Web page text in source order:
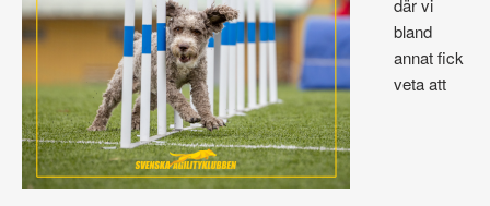
där vi
bland
annat fick
veta att